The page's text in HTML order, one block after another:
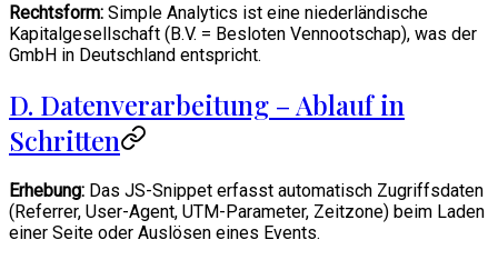
Rechtsform: Simple Analytics ist eine niederländische
Kapitalgesellschaft (B.V. = Besloten Vennootschap), was der
GmbH in Deutschland entspricht.
D. Datenverarbeitung – Ablauf in
Schritten
Erhebung: Das JS-Snippet erfasst automatisch Zugriffsdaten
(Referrer, User-Agent, UTM-Parameter, Zeitzone) beim Laden
einer Seite oder Auslösen eines Events.